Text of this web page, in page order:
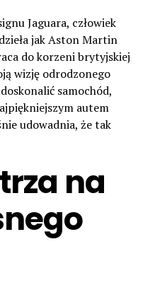
Jaguara, człowiek
jak Aston Martin
do korzeni brytyjskiej
wizję odrodzonego
samochód,
autem
udowadnia, że tak
na